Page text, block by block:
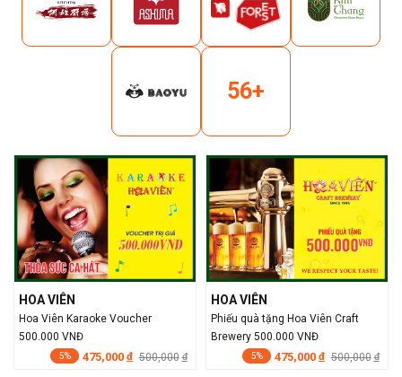
56+
HOA VIÊN
Hoa Viên Karaoke Voucher
500.000 VNĐ
5% 475,000 đ 500,000 đ
HOA VIÊN
Phiếu quà tặng Hoa Viên Craft
Brewery 500.000 VNĐ
5% 475,000 đ 500,000 đ